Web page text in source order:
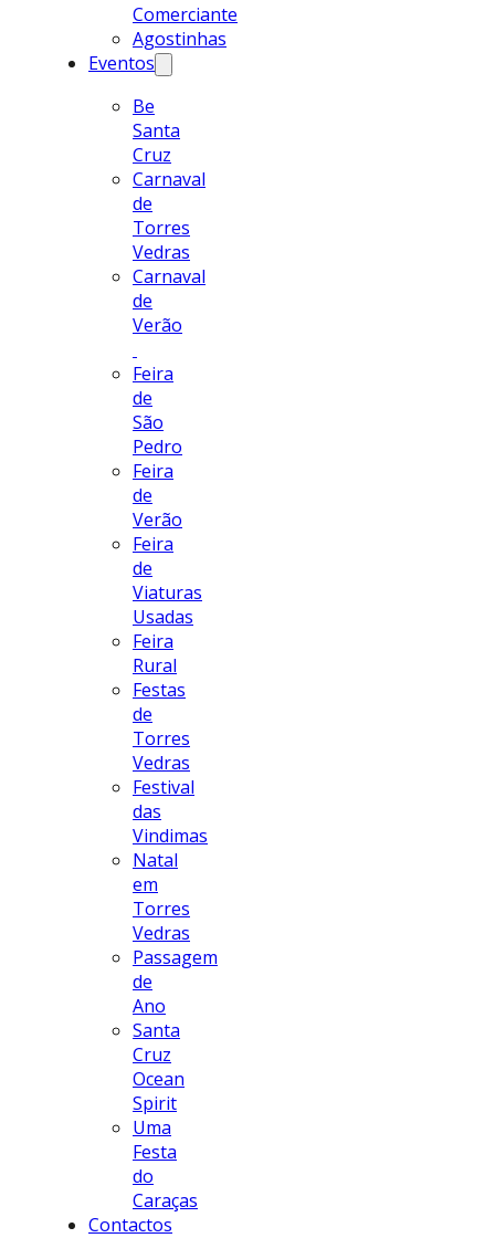
Comerciante
Agostinhas
Eventos
Be
Santa
Cruz
Carnaval
de
Torres
Vedras
Carnaval
de
Verão
Feira
de
São
Pedro
Feira
de
Verão
Feira
de
Viaturas
Usadas
Feira
Rural
Festas
de
Torres
Vedras
Festival
das
Vindimas
Natal
em
Torres
Vedras
Passagem
de
Ano
Santa
Cruz
Ocean
Spirit
Uma
Festa
do
Caraças
Contactos